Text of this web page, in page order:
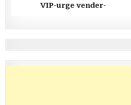
VIP-urge vender-